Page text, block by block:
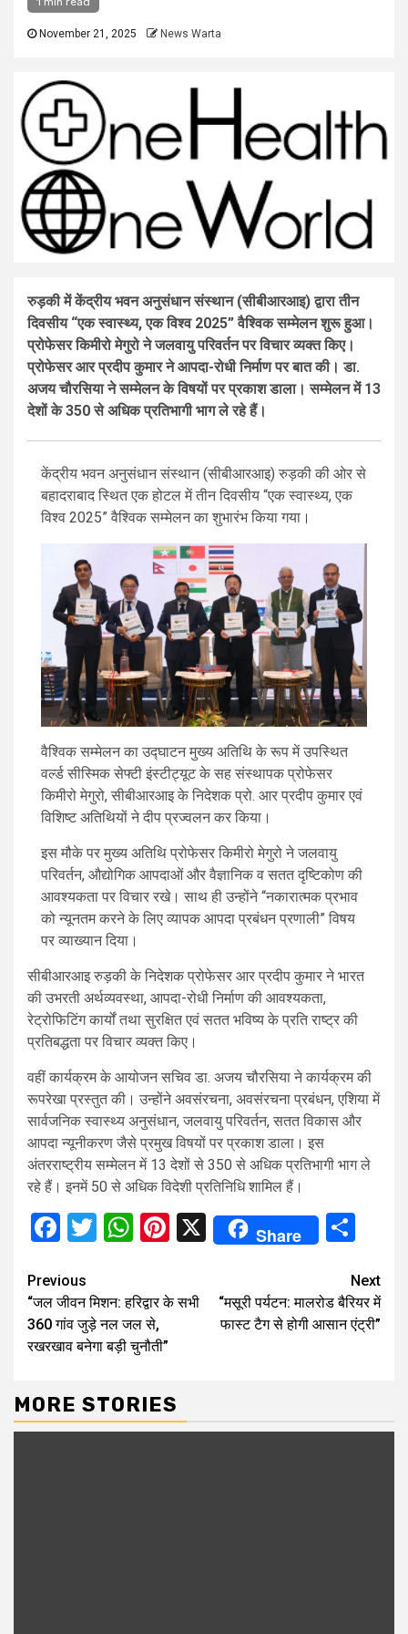
November 21, 2025 News Warta
रुड़की में केंद्रीय भवन अनुसंधान संस्थान (सीबीआरआइ) द्वारा तीन
दिवसीय “एक स्वास्थ्य, एक विश्व 2025” वैश्विक सम्मेलन शुरू हुआ।
प्रोफेसर किमीरो मेगुरो ने जलवायु परिवर्तन पर विचार व्यक्त किए।
प्रोफेसर आर प्रदीप कुमार ने आपदा-रोधी निर्माण पर बात की। डा.
अजय चौरसिया ने सम्मेलन के विषयों पर प्रकाश डाला। सम्मेलन में 13
देशों के 350 से अधिक प्रतिभागी भाग ले रहे हैं।
केंद्रीय भवन अनुसंधान संस्थान (सीबीआरआइ) रुड़की की ओर से
बहादराबाद स्थित एक होटल में तीन दिवसीय “एक स्वास्थ्य, एक
विश्व 2025” वैश्विक सम्मेलन का शुभारंभ किया गया।
वैश्विक सम्मेलन का उद्घाटन मुख्य अतिथि के रूप में उपस्थित
वर्ल्ड सीस्मिक सेफ्टी इंस्टीट्यूट के सह संस्थापक प्रोफेसर
किमीरो मेगुरो, सीबीआरआइ के निदेशक प्रो. आर प्रदीप कुमार एवं
विशिष्ट अतिथियों ने दीप प्रज्वलन कर किया।
इस मौके पर मुख्य अतिथि प्रोफेसर किमीरो मेगुरो ने जलवायु
परिवर्तन, औद्योगिक आपदाओं और वैज्ञानिक व सतत दृष्टिकोण की
आवश्यकता पर विचार रखे। साथ ही उन्होंने “नकारात्मक प्रभाव
को न्यूनतम करने के लिए व्यापक आपदा प्रबंधन प्रणाली” विषय
पर व्याख्यान दिया।
सीबीआरआइ रुड़की के निदेशक प्रोफेसर आर प्रदीप कुमार ने भारत
की उभरती अर्थव्यवस्था, आपदा-रोधी निर्माण की आवश्यकता,
रेट्रोफिटिंग कार्यों तथा सुरक्षित एवं सतत भविष्य के प्रति राष्ट्र की
प्रतिबद्धता पर विचार व्यक्त किए।
वहीं कार्यक्रम के आयोजन सचिव डा. अजय चौरसिया ने कार्यक्रम की
रूपरेखा प्रस्तुत की। उन्होंने अवसंरचना, अवसंरचना प्रबंधन, एशिया में
सार्वजनिक स्वास्थ्य अनुसंधान, जलवायु परिवर्तन, सतत विकास और
आपदा न्यूनीकरण जैसे प्रमुख विषयों पर प्रकाश डाला। इस
अंतरराष्ट्रीय सम्मेलन में 13 देशों से 350 से अधिक प्रतिभागी भाग ले
रहे हैं। इनमें 50 से अधिक विदेशी प्रतिनिधि शामिल हैं।
Facebook
Twitter
WhatsApp
Pinterest
X Share
Continue
Reading
Previous
“जल जीवन मिशन: हरिद्वार के सभी
360 गांव जुड़े नल जल से,
रखरखाव बनेगा बड़ी चुनौती”
Next
“मसूरी पर्यटन: मालरोड बैरियर में
फास्ट टैग से होगी आसान एंट्री”
MORE STORIES